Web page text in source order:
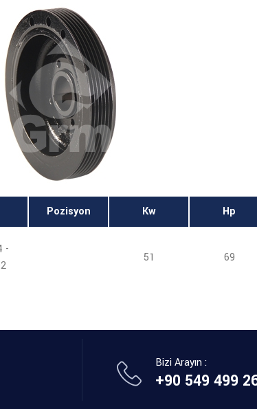
Pozisyon Kw Hp
-
51 69
Bizi Arayın :
+90 549 499